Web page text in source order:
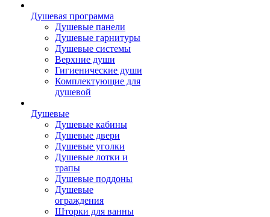
Душевая программа
Душевые панели
Душевые гарнитуры
Душевые системы
Верхние души
Гигиенические души
Комплектующие для
душевой
Душевые
Душевые кабины
Душевые двери
Душевые уголки
Душевые лотки и
трапы
Душевые поддоны
Душевые
ограждения
Шторки для ванны